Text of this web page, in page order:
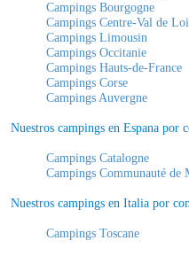
Campings Bourgogne
Campings Centre-Val de
Campings Limousin
Campings Occitanie
Campings Hauts-de-France
Campings Corse
Campings Auvergne
Nuestros campings en Espana por
Campings Catalogne
Campings Communauté de
Nuestros campings en Italia por
Campings Toscane